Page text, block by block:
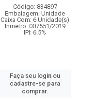
Código: 834897
Embalagem: Unidade
Caixa Com: 6 Unidade(s)
Inmetro: 007551/2019
IPI: 6.5%
Faça seu login ou
cadastre-se para
comprar.